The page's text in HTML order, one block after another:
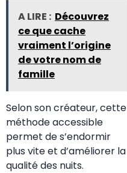
A LIRE : Découvrez
ce que cache
vraiment l’origine
de votre nom de
famille
Selon son créateur, cette
méthode accessible
permet de s’endormir
plus vite et d’améliorer la
qualité des nuits.